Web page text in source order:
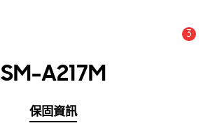
3
SM-A217M
保固資訊